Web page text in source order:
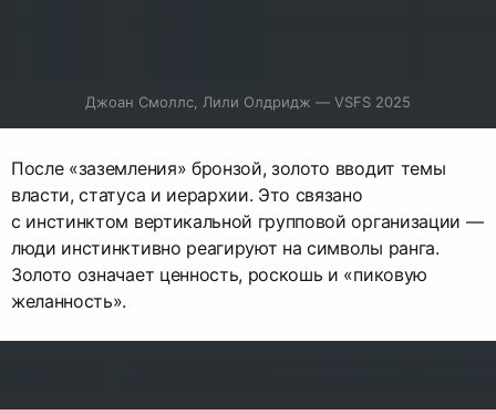
Джоан Смоллс, Лили Олдридж — VSFS 2025
После «заземления» бронзой, золото вводит темы
власти, статуса и иерархии. Это связано
с инстинктом вертикальной групповой организации —
люди инстинктивно реагируют на символы ранга.
Золото означает ценность, роскошь и «пиковую
желанность».